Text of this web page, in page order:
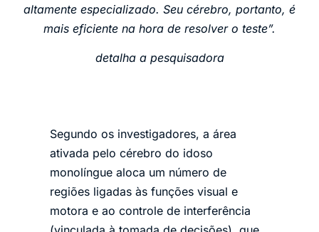
altamente especializado. Seu cérebro, portanto, é
mais eficiente na hora de resolver o teste”.
detalha a pesquisadora
Segundo os investigadores, a área
ativada pelo cérebro do idoso
monolíngue aloca um número de
regiões ligadas às funções visual e
motora e ao controle de interferência